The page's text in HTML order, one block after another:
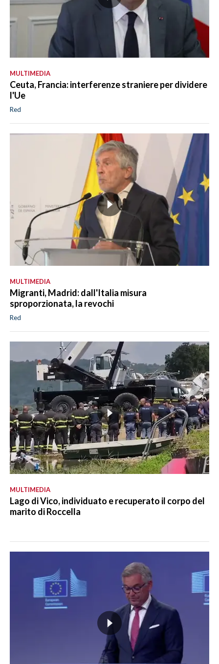
MULTIMEDIA
Ceuta, Francia: interferenze straniere per dividere
l'Ue
Red
MULTIMEDIA
Migranti, Madrid: dall'Italia misura
sproporzionata, la revochi
Red
MULTIMEDIA
Lago di Vico, individuato e recuperato il corpo del
marito di Roccella